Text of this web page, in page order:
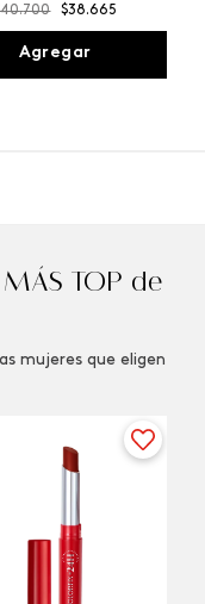
40.700 $38.665
Agregar
TOP de
mujeres que eligen